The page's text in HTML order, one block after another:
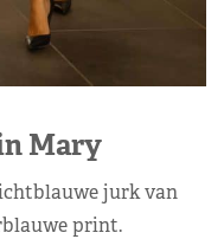
Mary
jurk van
print.